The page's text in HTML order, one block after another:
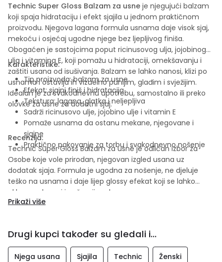
Technic Super Gloss Balzam za usne je njegujući balzam
koji spaja hidrataciju i efekt sjajila u jednom praktičnom
proizvodu. Njegova lagana formula usnama daje visok sjaj,
mekoću i osjećaj ugodne njege bez ljepljivog finiša.
Obogaćen je sastojcima poput ricinusovog ulja, jojobinog
ulja i vitamina E, koji pomažu u hidrataciji, omekšavanju i
zaštiti usana od isušivanja. Balzam se lahko nanosi, klizi po
usnama i ostavlja ih vizuelno punijim, glađim i svježijim.
Idealan je za svakodnevnu upotrebu, samostalno ili preko
olovke za usne za dodatni sjaj.
Karakteristike:
Tip proizvoda: balzam za usne
Efekat: sjajni finiš i hidratacija
Tekstura: lagana, glatka i neljepljiva
Sadrži ricinusovo ulje, jojobino ulje i vitamin E
Pomaže usnama da ostanu mekane, njegovane i
sjajne
Praktično pakovanje za torbu i svakodnevno nošenje
Recenzija:
Technic Super Gloss Balzam za usne je odličan izbor za
Osobe koje vole prirodan, njegovan izgled usana uz
dodatak sjaja. Formula je ugodna za nošenje, ne djeluje
teško na usnama i daje lijep glossy efekat koji se lahko
uklapa u dnevni i večernji makeup.
Prikaži više
Drugi kupci također su gledali i...
Njega usana Sjajila Technic Ženski